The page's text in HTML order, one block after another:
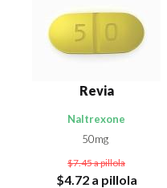
Revia
Naltrexone
50mg
$7.45a pillola
$4.72 a pillola